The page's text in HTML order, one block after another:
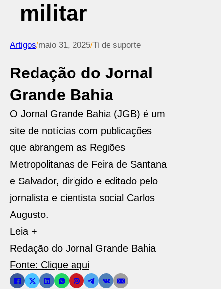
militar
Artigos/maio 31, 2025/Ti de suporte
Redação do Jornal
Grande Bahia
O Jornal Grande Bahia (JGB) é um
site de notícias com publicações
que abrangem as Regiões
Metropolitanas de Feira de Santana
e Salvador, dirigido e editado pelo
jornalista e cientista social Carlos
Augusto.
Leia +
Redação do Jornal Grande Bahia
Fonte: Clique aqui